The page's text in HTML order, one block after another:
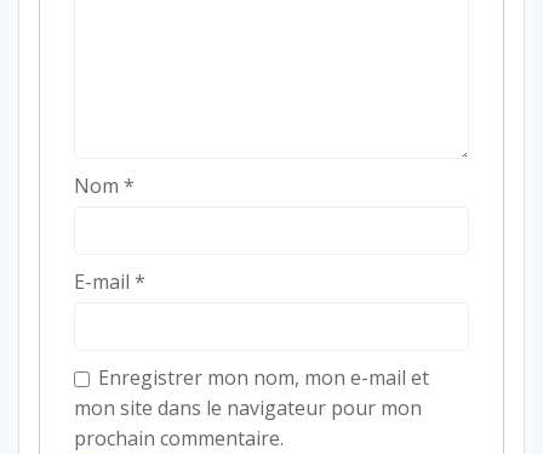
Nom *
E-mail *
Enregistrer mon nom, mon e-mail et
mon site dans le navigateur pour mon
prochain commentaire.